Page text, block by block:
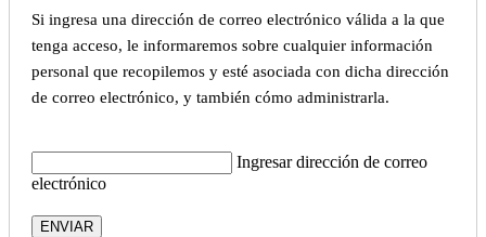
Si ingresa una dirección de correo electrónico válida a la que
tenga acceso, le informaremos sobre cualquier información
personal que recopilemos y esté asociada con dicha dirección
de correo electrónico, y también cómo administrarla.
Ingresar dirección de correo
electrónico
ENVIAR